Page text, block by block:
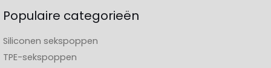
Populaire categorieën
Siliconen sekspoppen
TPE-sekspoppen